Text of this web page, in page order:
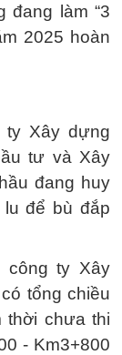
đang làm “3
2025 hoàn
ty Xây dựng
tư và Xây
đang huy
để bù đắp
công ty Xây
tổng chiều
thời chưa thi
- Km3+800